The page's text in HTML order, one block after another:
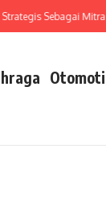
Sebagai Mitra